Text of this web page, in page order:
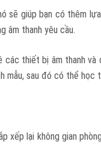
giúp bạn có thêm
âm thanh yêu cầu.
thiết bị âm thanh
mẫu, sau đó có thể học
xếp lại không gian